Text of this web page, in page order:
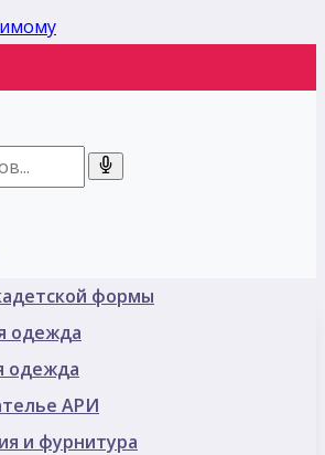
формы
одежда
одежда
АРИ
и фурнитура